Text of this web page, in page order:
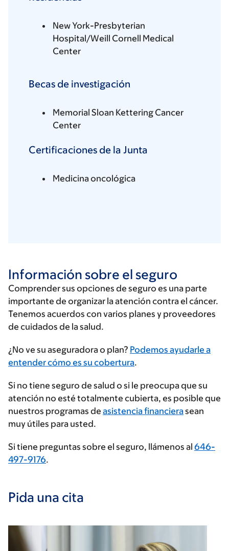
New York-Presbyterian
Hospital/Weill Cornell Medical
Center
Becas de investigación
Memorial Sloan Kettering Cancer
Center
Certificaciones de la Junta
Medicina oncológica
Información sobre el seguro
Comprender sus opciones de seguro es una parte
importante de organizar la atención contra el cáncer.
Tenemos acuerdos con varios planes y proveedores
de cuidados de la salud.
Ingrese
su
de
seguros
¿No ve su aseguradora o plan? Podemos ayudarle a
entender cómo es su cobertura.
Si no tiene seguro de salud o si le preocupa que su
atención no esté totalmente cubierta, es posible que
nuestros programas de asistencia financierasean
muy útiles para usted.
Si tiene preguntas sobre el seguro, llámenos al 646-
497-9176.
Pida una cita